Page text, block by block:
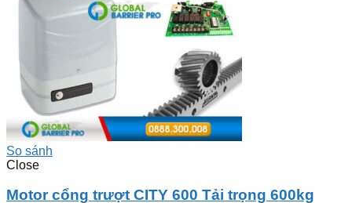
So sánh
Close
Motor cổng trượt CITY 600 Tải trọng 600kg